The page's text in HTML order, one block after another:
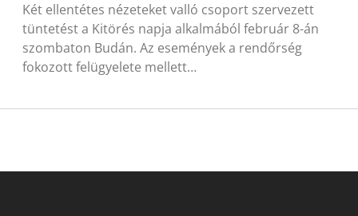
Két ellentétes nézeteket valló csoport szervezett
tüntetést a Kitörés napja alkalmából február 8-án
szombaton Budán. Az események a rendőrség
fokozott felügyelete mellett…